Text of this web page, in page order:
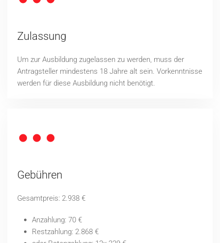
Zulassung
Um zur Ausbildung zugelassen zu werden, muss der
Antragsteller mindestens 18 Jahre alt sein. Vorkenntnisse
werden für diese Ausbildung nicht benötigt.
Gebühren
Gesamtpreis: 2.938 €
Anzahlung: 70 €
Restzahlung: 2.868 €